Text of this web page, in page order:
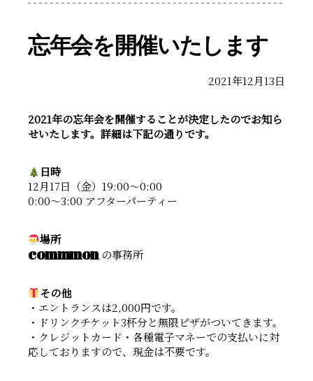
忘年会を開催いたします
2021年12月13日
2021年の忘年会を開催することが決定したのでお知ら
せいたします。詳細は下記の通りです。
日時
12月17日（金）19:00〜0:00
0:00〜3:00 アフターパーティー
場所
commmon の事務所
その他
・エントランスは2,000円です。
・ドリンクチケット3杯分と無限ピザがついてきます。
・クレジットカード・各種電子マネーでの支払いに対
応しておりますので、現金は不要です。